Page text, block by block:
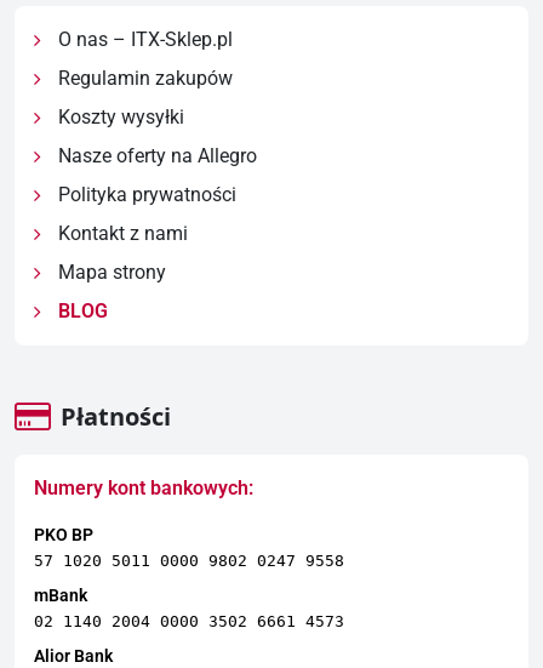
O nas – ITX-Sklep.pl
Regulamin zakupów
Koszty wysyłki
Nasze oferty na Allegro
Polityka prywatności
Kontakt z nami
Mapa strony
BLOG
Płatności
Numery kont bankowych:
PKO BP
57 1020 5011 0000 9802 0247 9558
mBank
02 1140 2004 0000 3502 6661 4573
Alior Bank